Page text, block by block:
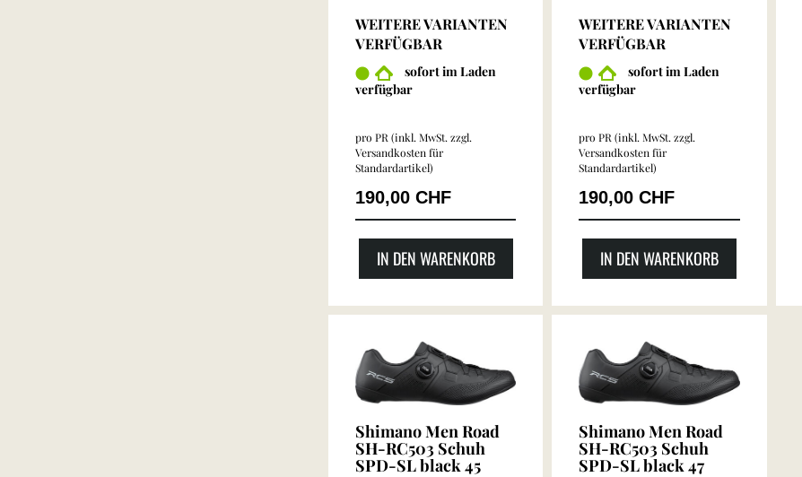
WEITERE VARIANTEN
VERFÜGBAR
sofort im Laden
verfügbar
pro PR (inkl. MwSt. zzgl.
Versandkosten für
Standardartikel)
190,00 CHF
IN DEN WARENKORB
WEITERE VARIANTEN
VERFÜGBAR
sofort im Laden
verfügbar
pro PR (inkl. MwSt. zzgl.
Versandkosten für
Standardartikel)
190,00 CHF
IN DEN WARENKORB
Shimano Men Road
SH-RC503 Schuh
SPD-SL black 45
Shimano Men Road
SH-RC503 Schuh
SPD-SL black 47